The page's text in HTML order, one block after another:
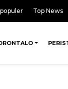
Top News